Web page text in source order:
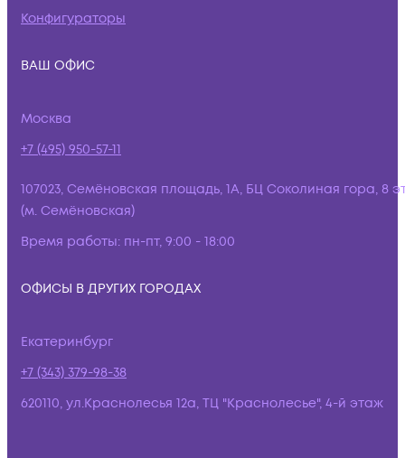
Конфигураторы
ВАШ ОФИС
Москва
+7 (495) 950-57-11
107023, Семёновская площадь, 1А, БЦ Соколиная гора, 8
(м. Семёновская)
Время работы: пн-пт, 9:00 - 18:00
ОФИСЫ В ДРУГИХ ГОРОДАХ
Екатеринбург
+7 (343) 379-98-38
620110, ул.Краснолесья 12а, ТЦ "Краснолесье", 4-й этаж